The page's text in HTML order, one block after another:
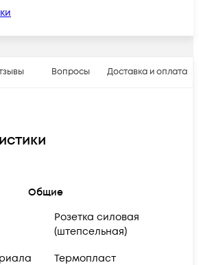
Вопросы Доставка и оплата
Общие
Розетка силовая
(штепсельная)
Термопласт